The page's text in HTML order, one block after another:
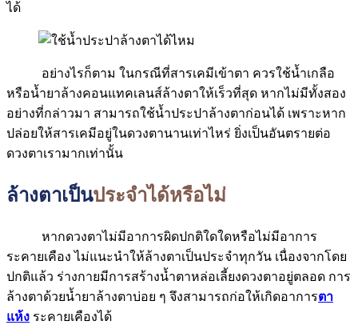
ได้
อย่างไรก็ตาม ในกรณีที่สารเคมีเข้าตา ควรใช้น้ำเกลือ
หรือน้ำยาล้างคอนแทคเลนส์ล้างตาให้เร็วที่สุด หากไม่มีทั้งสอง
อย่างที่กล่าวมา สามารถใช้น้ำประปาล้างตาก่อนได้ เพราะหาก
ปล่อยให้สารเคมีอยู่ในดวงตานานเท่าไหร่ ยิ่งเป็นอันตรายต่อ
ดวงตาเรามากเท่านั้น
ล้างตาเป็นประจำได้หรือไม่
หากดวงตาไม่มีอาการผิดปกติใดใดหรือไม่มีอาการ
ระคายเคือง ไม่แนะนำให้ล้างตาเป็นประจำทุกวัน เนื่องจากโดย
ปกติแล้ว ร่างกายมีการสร้างน้ำตาหล่อเลี้ยงดวงตาอยู่ตลอด การ
ล้างตาด้วยน้ำยาล้างตาบ่อย ๆ จึงสามารถก่อให้เกิดอาการตา
แห้ง ระคายเคืองได้